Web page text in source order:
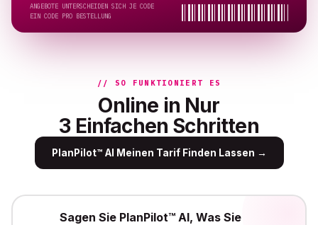
ANGEBOTE UNTERSCHEIDEN SICH JE CODE
EIN CODE PRO BESTELLUNG
// SO FUNKTIONIERT ES
Online in Nur
3 Einfachen Schritten
PlanPilot™ AI Meinen Tarif Finden Lassen →
Sagen Sie PlanPilot™ AI, Was Sie